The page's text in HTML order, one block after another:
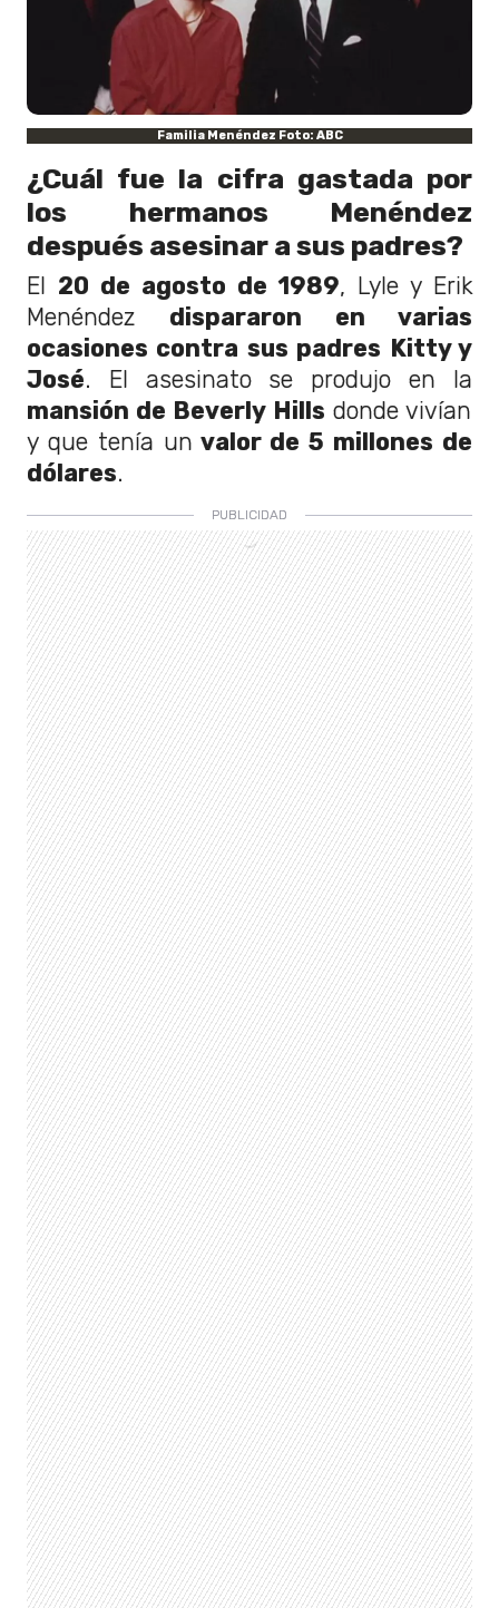
Familia Menéndez Foto: ABC
¿Cuál fue la cifra gastada por
los hermanos Menéndez
después asesinar a sus padres?
El 20 de agosto de 1989, Lyle y Erik
Menéndez dispararon en varias
ocasiones contra sus padres Kitty y
José. El asesinato se produjo en la
mansión de Beverly Hills donde vivían
y que tenía un valor de 5 millones de
dólares.